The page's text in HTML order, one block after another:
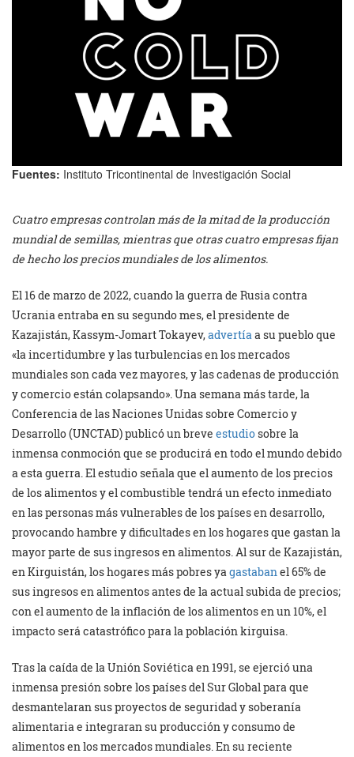
Fuentes: Instituto Tricontinental de Investigación Social
Cuatro empresas controlan más de la mitad de la producción
mundial de semillas, mientras que otras cuatro empresas fijan
de hecho los precios mundiales de los alimentos.
El 16 de marzo de 2022, cuando la guerra de Rusia contra
Ucrania entraba en su segundo mes, el presidente de
Kazajistán, Kassym-Jomart Tokayev,advertía a su pueblo que
«la incertidumbre y las turbulencias en los mercados
mundiales son cada vez mayores, y las cadenas de producción
y comercio están colapsando». Una semana más tarde, la
Conferencia de las Naciones Unidas sobre Comercio y
Desarrollo (UNCTAD) publicó un breve estudiosobre la
inmensa conmoción que se producirá en todo el mundo debido
a esta guerra. El estudio señala que el aumento de los precios
de los alimentos y el combustible tendrá un efecto inmediato
en las personas más vulnerables de los países en desarrollo,
provocando hambre y dificultades en los hogares que gastan la
mayor parte de sus ingresos en alimentos. Al sur de Kazajistán,
en Kirguistán, los hogares más pobres ya gastaban el 65% de
sus ingresos en alimentos antes de la actual subida de precios;
con el aumento de la inflación de los alimentos en un 10%, el
impacto será catastrófico para la población kirguisa.
Tras la caída de la Unión Soviética en 1991, se ejerció una
inmensa presión sobre los países del Sur Global para que
desmantelaran sus proyectos de seguridad y soberanía
alimentaria e integraran su producción y consumo de
alimentos en los mercados mundiales. En su reciente